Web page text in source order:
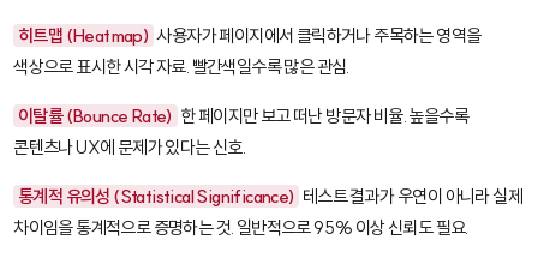
히트맵 (Heatmap) 사용자가 페이지에서 클릭하거나 주목하는 영역을
색상으로 표시한 시각 자료. 빨간색일수록 많은 관심.
이탈률 (Bounce Rate) 한 페이지만 보고 떠난 방문자 비율. 높을수록
콘텐츠나 UX에 문제가 있다는 신호.
통계적 유의성 (Statistical Significance) 테스트 결과가 우연이 아니라 실제
차이임을 통계적으로 증명하는 것. 일반적으로 95% 이상 신뢰도 필요.